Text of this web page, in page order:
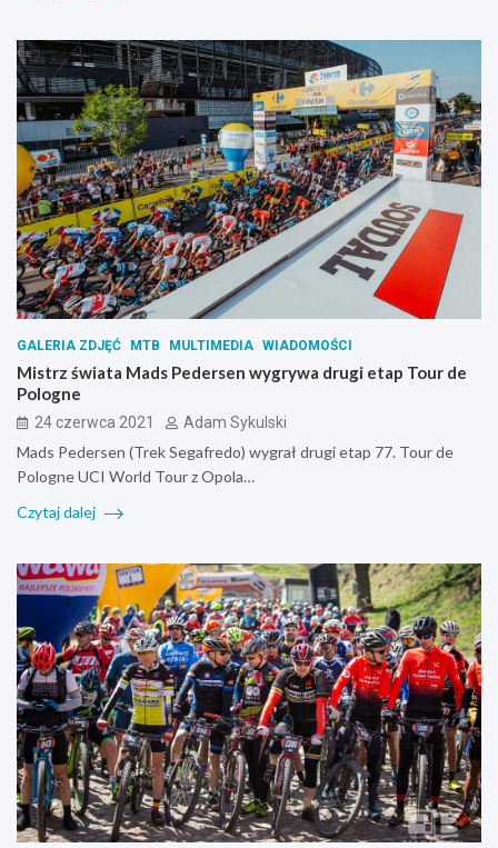
GALERIA ZDJĘĆ MTB MULTIMEDIA WIADOMOŚCI
Mistrz świata Mads Pedersen wygrywa drugi etap Tour de
Pologne
24 czerwca 2021 Adam Sykulski
Mads Pedersen (Trek Segafredo) wygrał drugi etap 77. Tour de
Pologne UCI World Tour z Opola…
Czytaj dalej